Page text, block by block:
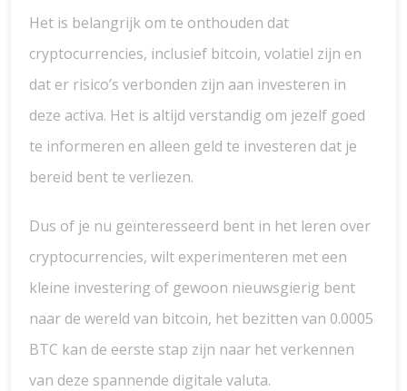
Het is belangrijk om te onthouden dat
cryptocurrencies, inclusief bitcoin, volatiel zijn en
dat er risico’s verbonden zijn aan investeren in
deze activa. Het is altijd verstandig om jezelf goed
te informeren en alleen geld te investeren dat je
bereid bent te verliezen.
Dus of je nu geïnteresseerd bent in het leren over
cryptocurrencies, wilt experimenteren met een
kleine investering of gewoon nieuwsgierig bent
naar de wereld van bitcoin, het bezitten van 0.0005
BTC kan de eerste stap zijn naar het verkennen
van deze spannende digitale valuta.